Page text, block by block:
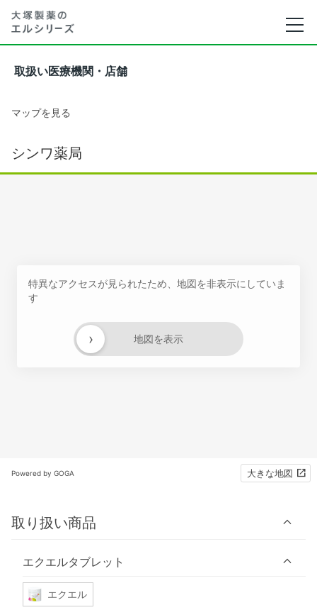
取扱い医療機関・店舗
マップを見る
シンワ薬局
特異なアクセスが見られたため、地図を非表示にしていま
す
地図を表示
›
Powered by GOGA 大きな地図
取り扱い商品
エクエルタブレット
エクエル